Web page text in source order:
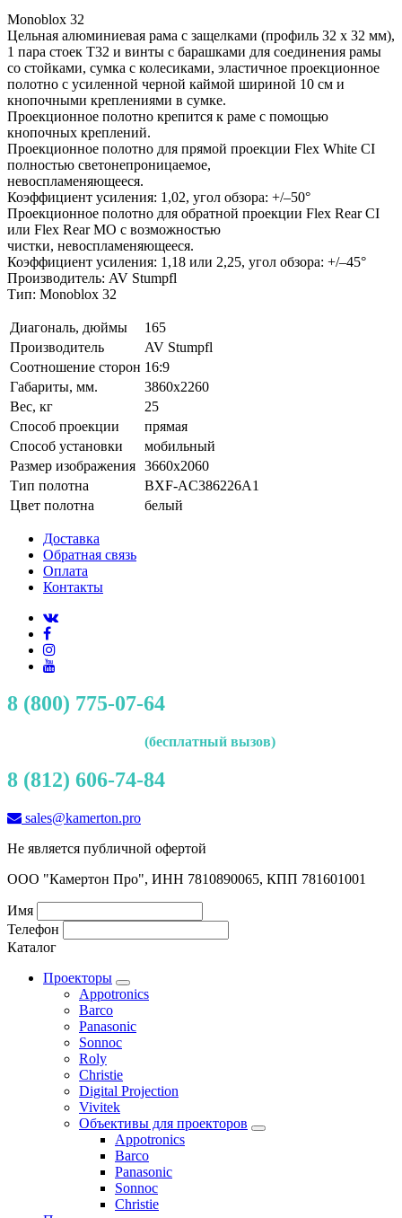
Monoblox 32
Цельная алюминиевая рама с защелками (профиль 32 x 32 мм),
1 пара стоек T32 и винты с барашками для соединения рамы
со стойками, сумка с колесиками, эластичное проекционное
полотно с усиленной черной каймой шириной 10 см и
кнопочными креплениями в сумке.
Проекционное полотно крепится к раме с помощью
кнопочных креплений.
Проекционное полотно для прямой проекции Flex White CI
полностью светонепроницаемое,
невоспламеняющееся.
Коэффициент усиления: 1,02, угол обзора: +/–50°
Проекционное полотно для обратной проекции Flex Rear CI
или Flex Rear MO с возможностью
чистки, невоспламеняющееся.
Коэффициент усиления: 1,18 или 2,25, угол обзора: +/–45°
Производитель: AV Stumpfl
Тип: Monoblox 32
Диагональ, дюймы
165
Производитель
AV Stumpfl
Соотношение сторон 16:9
Габариты, мм.
3860x2260
Вес, кг
25
Способ проекции
прямая
Способ установки
мобильный
Размер изображения 3660x2060
Тип полотна
BXF-AC386226A1
Цвет полотна
белый
Доставка
Обратная связь
Оплата
Контакты
8 (800) 775-07-64
(бесплатный вызов)
8 (812) 606-74-84
sales@kamerton.pro
Не является публичной офертой
ООО "Камертон Про", ИНН 7810890065, КПП 781601001
Имя
Телефон
Каталог
Проекторы
Appotronics
Barco
Panasonic
Sonnoc
Roly
Christie
Digital Projection
Vivitek
Объективы для проекторов
Appotronics
Barco
Panasonic
Sonnoc
Сhristie